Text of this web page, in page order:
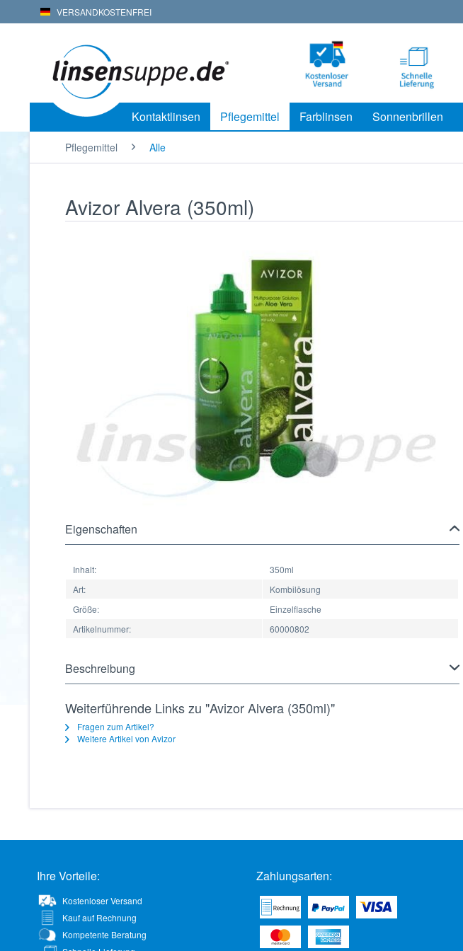
VERSANDKOSTENFREI
Kontaktlinsen Pflegemittel Farblinsen Sonnenbrillen
Pflegemittel Alle
Avizor Alvera (350ml)
Eigenschaften
Inhalt:
350ml
Art:
Kombilösung
Größe:
Einzelflasche
Artikelnummer:
60000802
Beschreibung
Weiterführende Links zu "Avizor Alvera (350ml)"
Fragen zum Artikel?
Weitere Artikel von Avizor
Ihre Vorteile:
Kostenloser Versand
Kauf auf Rechnung
Kompetente Beratung
Zahlungsarten: